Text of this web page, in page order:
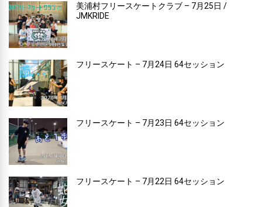
美浦村フリースケートクラブ – 7月25日 /
JMKRIDE
フリースケート – 7月24日 64セッション
フリースケート – 7月23日 64セッション
フリースケート – 7月22日 64セッション